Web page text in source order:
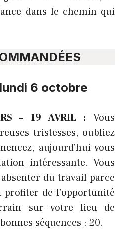
dans le chemin qui
6 octobre
– 19 AVRIL : Vous
tristesses, oubliez
aujourd’hui vous
intéressante. Vous
du travail parce
profiter de l’opportunité
sur votre lieu de
séquences : 20.